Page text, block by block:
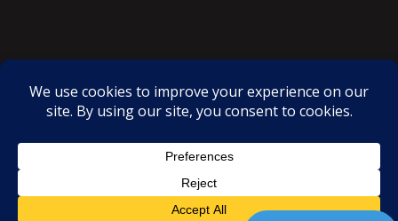
Proudly powered by WordPress |Theme: SuperMag byAcme